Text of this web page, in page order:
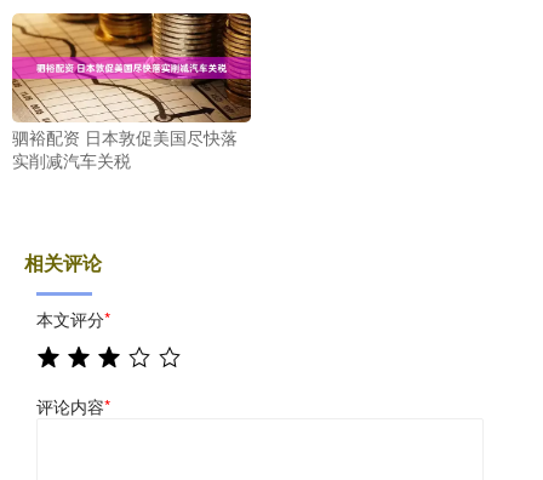
驷裕配资 日本敦促美国尽快落
实削减汽车关税
相关评论
本文评分*
评论内容*